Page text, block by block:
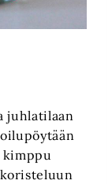
juhlatilaan